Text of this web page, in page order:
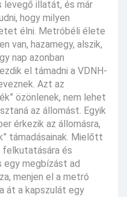
illatát, és már
hogy milyen
élni. Metróbéli élete
van, hazamegy, alszik,
nap azonban
el támadni a VDNH-
Azt az
özönlenek, nem lehet
az állomást. Egyik
érkezik az állomásra,
támadásainak. Mielőtt
felkutatására és
egy megbízást ad
menjen el a metró
át a kapszulát egy